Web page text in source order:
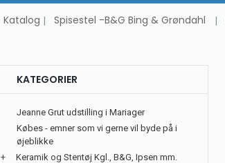
Katalog Spisestel -B&G Bing & Grøndahl
KATEGORIER
Jeanne Grut udstilling i Mariager
Købes - emner som vi gerne vil byde på i
øjeblikke
+
Keramik og Stentøj Kgl., B&G, Ipsen mm.